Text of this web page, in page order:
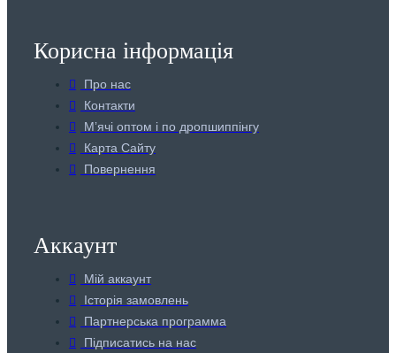
Корисна інформація
Про нас
Контакти
Мʼячі оптом і по дропшиппінгу
Карта Сайту
Повернення
Аккаунт
Мій аккаунт
Історія замовлень
Партнерська программа
Підписатись на нас